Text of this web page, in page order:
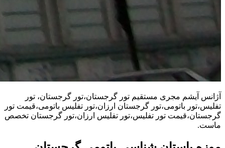
آژانس آیشم مجری مستقیم تور گرجستان،تور گرجستان، تور
تفلیس،تور باتومی،تور گرجستان ارزان،تور تفلیس باتومی،قیمت تور
گرجستان،قیمت تور تفلیس،تور تفلیس ارزان،تور گرجستان تخصص
ماست.